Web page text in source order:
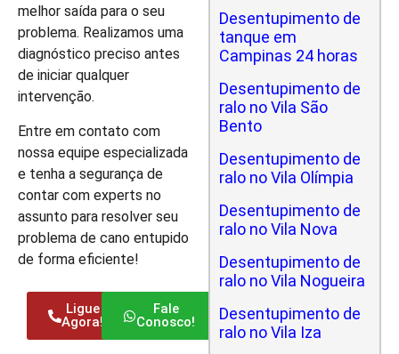
melhor saída para o seu
problema. Realizamos uma
diagnóstico preciso antes
de iniciar qualquer
intervenção.
Entre em contato com
nossa equipe especializada
e tenha a segurança de
contar com experts no
assunto para resolver seu
problema de cano entupido
de forma eficiente!
Ligue
Agora!
Fale
Conosco!
Desentupimento de
tanque em
Campinas 24 horas
Desentupimento de
ralo no Vila São
Bento
Desentupimento de
ralo no Vila Olímpia
Desentupimento de
ralo no Vila Nova
Desentupimento de
ralo no Vila Nogueira
Desentupimento de
ralo no Vila Iza